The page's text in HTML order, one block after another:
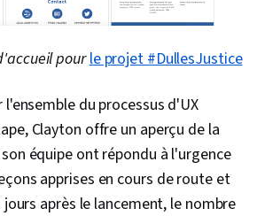
pourle projet #DullesJustice
l'ensemble du processus d'UX
Clayton offre un aperçu de la
équipe ont répondu à l'urgence
apprises en cours de route et
après le lancement, le nombre